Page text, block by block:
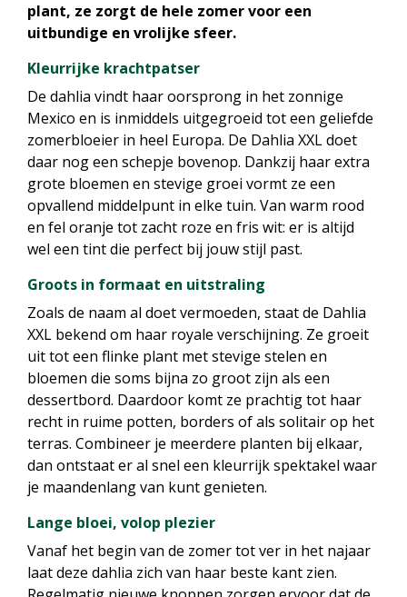
plant, ze zorgt de hele zomer voor een
uitbundige en vrolijke sfeer.
Kleurrijke krachtpatser
De dahlia vindt haar oorsprong in het zonnige
Mexico en is inmiddels uitgegroeid tot een geliefde
zomerbloeier in heel Europa. De Dahlia XXL doet
daar nog een schepje bovenop. Dankzij haar extra
grote bloemen en stevige groei vormt ze een
opvallend middelpunt in elke tuin. Van warm rood
en fel oranje tot zacht roze en fris wit: er is altijd
wel een tint die perfect bij jouw stijl past.
Groots in formaat en uitstraling
Zoals de naam al doet vermoeden, staat de Dahlia
XXL bekend om haar royale verschijning. Ze groeit
uit tot een flinke plant met stevige stelen en
bloemen die soms bijna zo groot zijn als een
dessertbord. Daardoor komt ze prachtig tot haar
recht in ruime potten, borders of als solitair op het
terras. Combineer je meerdere planten bij elkaar,
dan ontstaat er al snel een kleurrijk spektakel waar
je maandenlang van kunt genieten.
Lange bloei, volop plezier
Vanaf het begin van de zomer tot ver in het najaar
laat deze dahlia zich van haar beste kant zien.